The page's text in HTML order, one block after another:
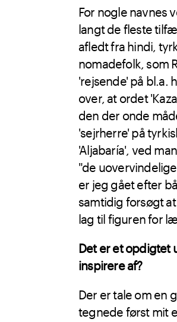
For nogle navnes
langt de fleste
afledt fra hindi,
nomadefolk, som
'rejsende' på bl.a.
over, at ordet
den der onde
'sejrherre' på
'Aljabaría', ved
"de
er jeg gået efter
samtidig forsøgt
lag til figuren for
Det er et opdigtet
inspirere af?
Der er tale om en
tegnede først mit